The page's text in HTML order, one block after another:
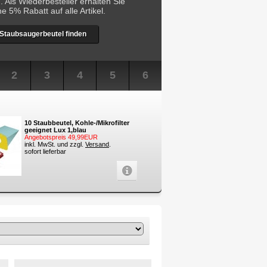
5% Rabatt auf alle Artikel.
finden
2 3 4 5 6
10 Staubbeutel, Kohle-/Mikrofilter
geeignet Lux 1,blau
Angebotspreis 49,99EUR
inkl. MwSt. und zzgl. Versand
sofort lieferbar